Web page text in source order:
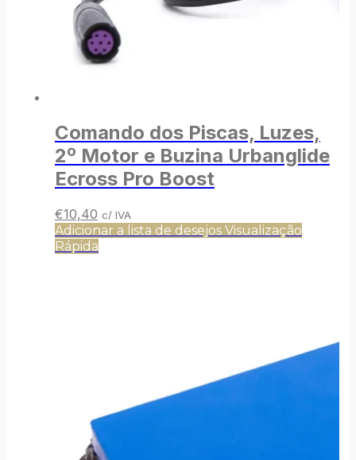
Comando dos Piscas, Luzes,
2º Motor e Buzina Urbanglide
Ecross Pro Boost
O
preço
original
€10,40O
preço
atual
c/ IVA
Adicionar a lista de desejos Visualização
Rápida